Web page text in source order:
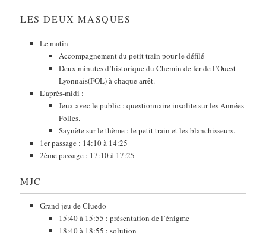
LES DEUX MASQUES
Le matin
Accompagnement du petit train pour le défilé –
Deux minutes d’historique du Chemin de fer de l’Ouest
Lyonnais(FOL) à chaque arrêt.
L’après-midi :
Jeux avec le public : questionnaire insolite sur les Années
Folles.
Saynète sur le thème : le petit train et les blanchisseurs.
1er passage : 14:10 à 14:25
2ème passage : 17:10 à 17:25
MJC
Grand jeu de Cluedo
15:40 à 15:55 : présentation de l’énigme
18:40 à 18:55 : solution